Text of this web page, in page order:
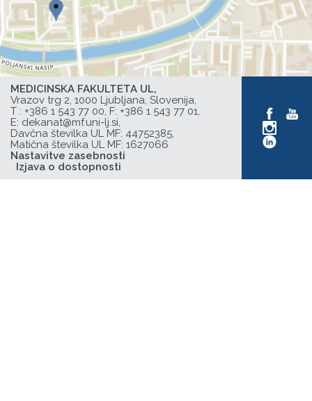
MEDICINSKA FAKULTETA UL,
Vrazov trg 2, 1000 Ljubljana, Slovenija,
T : +386 1 543 77 00, F: +386 1 543 77 01,
E: dekanat@mf.uni-lj.si,
Davčna številka UL MF: 44752385,
Matična številka UL MF: 1627066
Nastavitve zasebnosti
Izjava o dostopnosti